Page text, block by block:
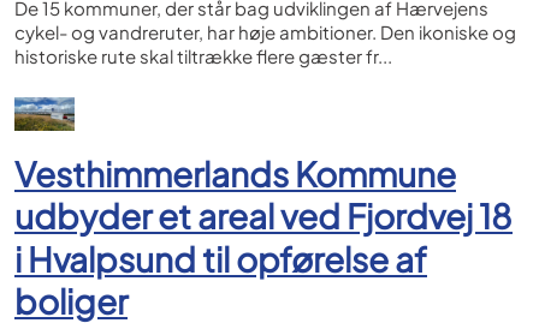
De 15 kommuner, der står bag udviklingen af Hærvejens
cykel- og vandreruter, har høje ambitioner. Den ikoniske og
historiske rute skal tiltrække flere gæster fr...
Vesthimmerlands Kommune
udbyder et areal ved Fjordvej 18
i Hvalpsund til opførelse af
boliger